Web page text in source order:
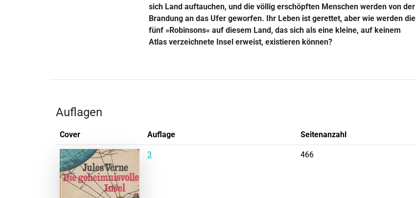
sich Land auftauchen, und die völlig erschöpften Menschen werden von der
Brandung an das Ufer geworfen. Ihr Leben ist gerettet, aber wie werden die
fünf »Robinsons« auf diesem Land, das sich als eine kleine, auf keinem
Atlas verzeichnete Insel erweist, existieren können?
Auflagen
Cover Auflage Seitenanzahl
3 466